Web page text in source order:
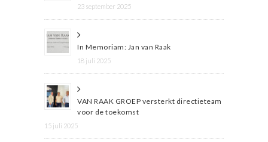
23 september 2025
In Memoriam: Jan van Raak
18 juli 2025
VAN RAAK GROEP versterkt directieteam
voor de toekomst
15 juli 2025